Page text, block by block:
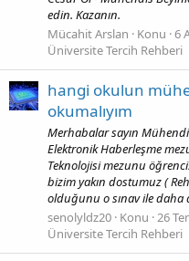
edin. Kazanın.
Mücahit Arslan
Konu 6
Üniversite Tercih Rehberi
hangi okulun
okumalıyım
Merhabalar sayın
Elektronik Haberleşme
Teknolojisi mezunu
bizim yakın dostumuz (
olduğunu o sınav ile daha
senolyldz20 Konu 26
Üniversite Tercih Rehberi